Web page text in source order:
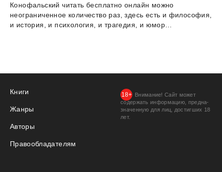
Конофальский читать бесплатно онлайн можно
неограниченное количество раз, здесь есть и философия,
и история, и психология, и трагедия, и юмор…
Книги
Жанры
Авторы
Правообладателям
Внимание! Сайт может
содержать информацию, предна­
значенную для лиц, дости­гших 18
лет.